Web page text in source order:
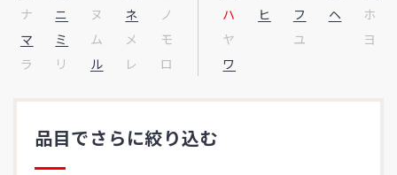
ナ
ニ ヌ ネ ノ ハ ヒ フ ヘ
ホ
マ
ミ ム メ モ ヤ ユ
ヨ
ラ
リ ル レ ロ ワ
品目でさらに絞り込む